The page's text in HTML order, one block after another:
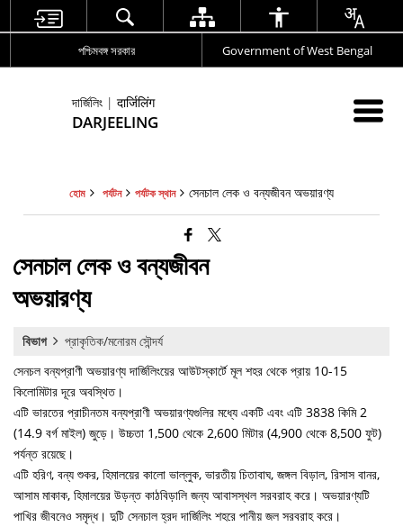
পশ্চিমবঙ্গ সরকার Government of West Bengal
দার্জিলিং | दार्जिलिंग
DARJEELING
হোম পর্যটন পর্যটক স্থান সেনচাল লেক ও বন্যজীবন অভয়ারণ্য
সেনচাল লেক ও বন্যজীবন
অভয়ারণ্য
বিভাগ
প্রাকৃতিক/মনোরম সৌন্দর্য
সেনচল বন্যপ্রাণী অভয়ারণ্য দার্জিলিংয়ের আউটস্কার্টে মূল শহর থেকে প্রায় 10-15
কিলোমিটার দূরে অবস্থিত।
এটি ভারতের প্রাচীনতম বন্যপ্রাণী অভয়ারণ্যগুলির মধ্যে একটি এবং এটি 3838 কিমি 2
(14.9 বর্গ মাইল) জুড়ে। উচ্চতা 1,500 থেকে 2,600 মিটার (4,900 থেকে 8,500 ফুট)
পর্যন্ত রয়েছে।
এটি হরিণ, বন্য শুকর, হিমালয়ের কালো ভাল্লুক, ভারতীয় চিতাবাঘ, জঙ্গল বিড়াল, রিসাস বানর,
আসাম মাকাক, হিমালয়ের উড়ন্ত কাঠবিড়ালি জন্য আবাসস্থল সরবরাহ করে। অভয়ারণ্যটি
পাখির জীবনেও সমৃদ্ধ। দুটি সেনচাল হ্রদ দার্জিলিং শহরে পানীয় জল সরবরাহ করে।